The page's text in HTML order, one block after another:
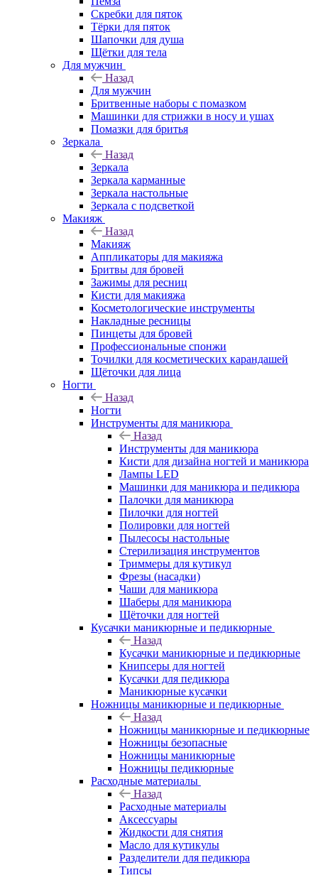
Скребки для пяток
Тёрки для пяток
Шапочки для душа
Щётки для тела
Для мужчин
Назад
Для мужчин
Бритвенные наборы с помазком
Машинки для стрижки в носу и ушах
Помазки для бритья
Зеркала
Назад
Зеркала
Зеркала карманные
Зеркала настольные
Зеркала с подсветкой
Макияж
Назад
Макияж
Аппликаторы для макияжа
Бритвы для бровей
Зажимы для ресниц
Кисти для макияжа
Косметологические инструменты
Накладные ресницы
Пинцеты для бровей
Профессиональные спонжи
Точилки для косметических карандашей
Щёточки для лица
Ногти
Назад
Ногти
Инструменты для маникюра
Назад
Инструменты для маникюра
Кисти для дизайна ногтей и маникюра
Лампы LED
Машинки для маникюра и педикюра
Палочки для маникюра
Пилочки для ногтей
Полировки для ногтей
Пылесосы настольные
Стерилизация инструментов
Триммеры для кутикул
Фрезы (насадки)
Чаши для маникюра
Шаберы для маникюра
Щёточки для ногтей
Кусачки маникюрные и педикюрные
Назад
Кусачки маникюрные и педикюрные
Книпсеры для ногтей
Кусачки для педикюра
Маникюрные кусачки
Ножницы маникюрные и педикюрные
Назад
Ножницы маникюрные и педикюрные
Ножницы безопасные
Ножницы маникюрные
Ножницы педикюрные
Расходные материалы
Назад
Расходные материалы
Аксессуары
Жидкости для снятия
Масло для кутикулы
Разделители для педикюра
Типсы